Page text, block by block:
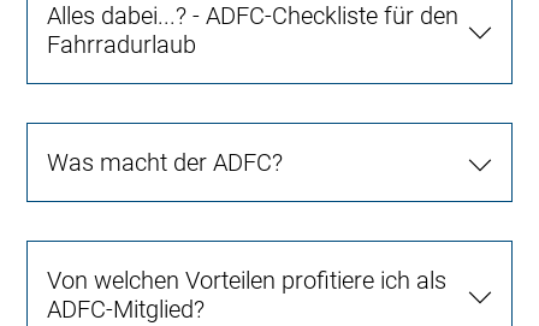
Alles dabei...? - ADFC-Checkliste für den
Fahrradurlaub
Was macht der ADFC?
Von welchen Vorteilen profitiere ich als
ADFC-Mitglied?